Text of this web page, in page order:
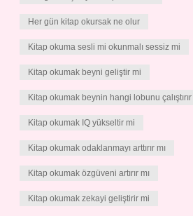
Her gün kitap okursak ne olur
Kitap okuma sesli mi okunmalı sessiz mi
Kitap okumak beyni geliştir mi
Kitap okumak beynin hangi lobunu çalıştırır
Kitap okumak IQ yükseltir mi
Kitap okumak odaklanmayı arttırır mı
Kitap okumak özgüveni artırır mı
Kitap okumak zekayi geliştirir mi